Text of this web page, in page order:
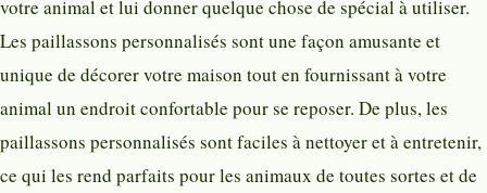
votre animal et lui donner quelque chose de spécial à utiliser.
Les paillassons personnalisés sont une façon amusante et
unique de décorer votre maison tout en fournissant à votre
animal un endroit confortable pour se reposer. De plus, les
paillassons personnalisés sont faciles à nettoyer et à entretenir,
ce qui les rend parfaits pour les animaux de toutes sortes et de